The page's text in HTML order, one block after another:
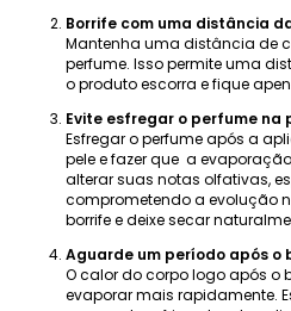
Borrife com uma distância
Mantenha uma distância de
perfume. Isso permite uma
o produto escorra e fique
Evite esfregar o perfume na
Esfregar o perfume após a
pele e fazer que a
alterar suas notas olfativas,
comprometendo a evolução
borrife e deixe secar
Aguarde um período após
O calor do corpo logo após o
evaporar mais rapidamente.